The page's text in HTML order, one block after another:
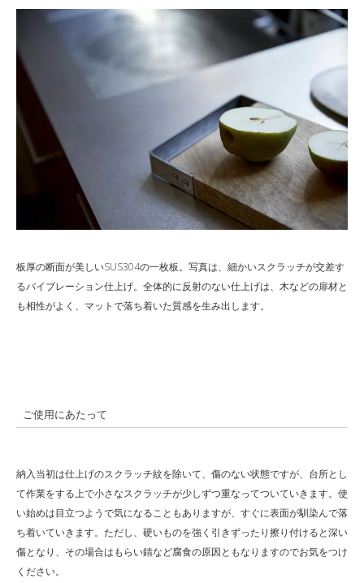
板厚の断面が美しいSUS304の一枚板。写真は、細かいスクラッチが交差す
るバイブレーション仕上げ。全体的に反射のない仕上げは、木などの扉材と
も相性がよく、マットで落ち着いた質感を生み出します。
ご使用にあたって
納入当初は仕上げのスクラッチ紋を除いて、傷のない状態ですが、台所とし
て作業をする上で小さなスクラッチが少しずつ重なってついていきます。使
い始めは目立つようで気になることもありますが、すぐに表面が馴染んで落
ち着いていきます。ただし、硬いものを強く引きずったり擦り付けると深い
傷となり、その場合はもらい錆など腐食の原因ともなりますのでお気をつけ
ください。